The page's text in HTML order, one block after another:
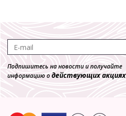
Подпишитесь на новости и получайте
информацию одействующих акциях